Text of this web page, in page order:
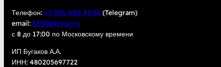
Телефон: +7 900 600 43 34 (Telegram)
email: b3388@mail.ru
с 8 до 17:00 по Московскому времени
ИП Бугаков А.А.
ИНН: 480205697722